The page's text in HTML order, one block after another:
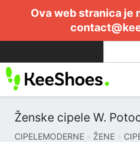
Ova web stranica je
Ženske cipele W.
CIPELEMODERNE ŽENE